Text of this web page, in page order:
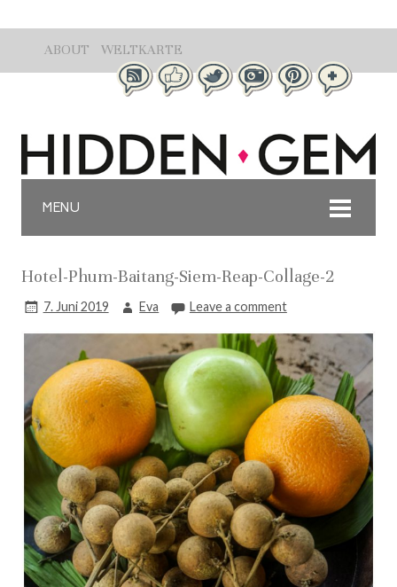
ABOUT WELTKARTE
MENU
Hotel-Phum-Baitang-Siem-Reap-Collage-2
7. Juni 2019 Eva Leave a comment